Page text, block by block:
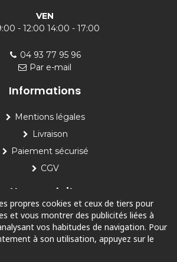
VEN
- 12:00 14:00 - 17:00
04 93 77 95 96
Par e-mail
Informations
Mentions légales
Livraison
Paiement sécurisé
CGV
Nos produits
Piscine
Jardin
propres cookies et ceux de tiers pour
et vous montrer des publicités liées à
vos habitudes de navigation. Pour
à son utilisation, appuyez sur le